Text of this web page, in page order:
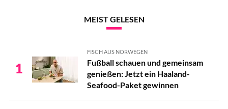
MEIST GELESEN
1
FISCH AUS NORWEGEN
Fußball schauen und gemeinsam
genießen: Jetzt ein Haaland-
Seafood-Paket gewinnen